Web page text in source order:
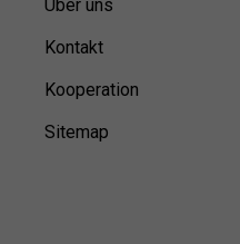
Über uns
Kontakt
Kooperation
Sitemap